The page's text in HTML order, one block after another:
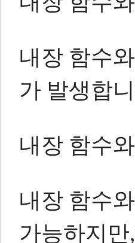
내장 함수
가 발생합
내장 함수
내장 함수
가능하지